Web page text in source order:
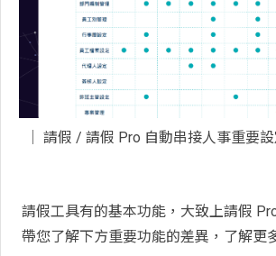
│ 請假 / 請假 Pro 自動串接人事重要
請假工具有的基本功能，大致上請假
帶您了解下方重要功能的差異，了解更